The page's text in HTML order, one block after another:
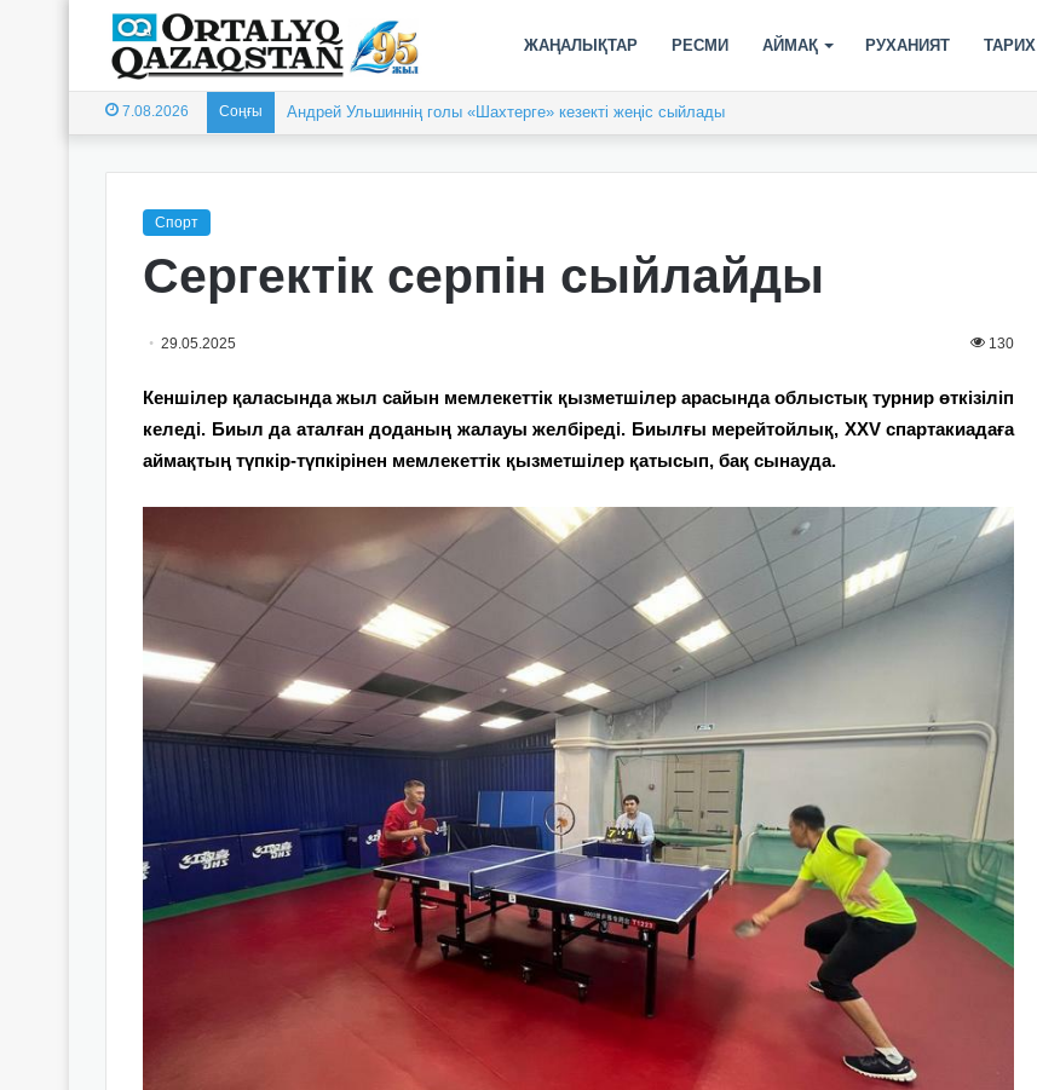
ЖАҢАЛЫҚТАР РЕСМИ АЙМАҚ РУХАНИЯТ ТАРИХ
7.08.2026 Соңғы Андрей Ульшиннің голы «Шахтерге» кезекті жеңіс сыйлады
Спорт
Сергектік серпін сыйлайды
29.05.2025 130
Кеншілер қаласында жыл сайын мемлекеттік қызметшілер арасында облыстық турнир өткізіліп
келеді. Биыл да аталған доданың жалауы желбіреді. Биылғы мерейтойлық, XXV спартакиадаға
аймақтың түпкір-түпкірінен мемлекеттік қызметшілер қатысып, бақ сынауда.